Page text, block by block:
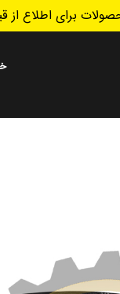
برای اطلاع